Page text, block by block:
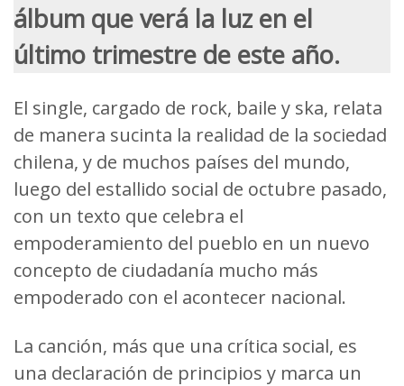
álbum que verá la luz en el
último trimestre de este año.
El single, cargado de rock, baile y ska, relata
de manera sucinta la realidad de la sociedad
chilena, y de muchos países del mundo,
luego del estallido social de octubre pasado,
con un texto que celebra el
empoderamiento del pueblo en un nuevo
concepto de ciudadanía mucho más
empoderado con el acontecer nacional.
La canción, más que una crítica social, es
una declaración de principios y marca un